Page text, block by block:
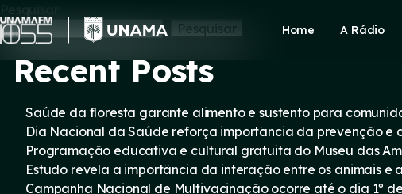
Skip
to
content
Home A Rádio
Pesquisar
Pesquisar
Recent Posts
Saúde da floresta garante alimento e sustento para
Dia Nacional da Saúde reforça importância da prevenção e
Programação educativa e cultural gratuita do Museu das
Estudo revela a importância da interação entre os animais e
Campanha Nacional de Multivacinação ocorre até o dia 1º